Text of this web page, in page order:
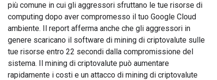
più comune in cui gli aggressori sfruttano le tue risorse di
computing dopo aver compromesso il tuo Google Cloud
ambiente. Il report afferma anche che gli aggressori in
genere scaricano il software di mining di criptovalute sulle
tue risorse entro 22 secondi dalla compromissione del
sistema. Il mining di criptovalute può aumentare
rapidamente i costi e un attacco di mining di criptovalute